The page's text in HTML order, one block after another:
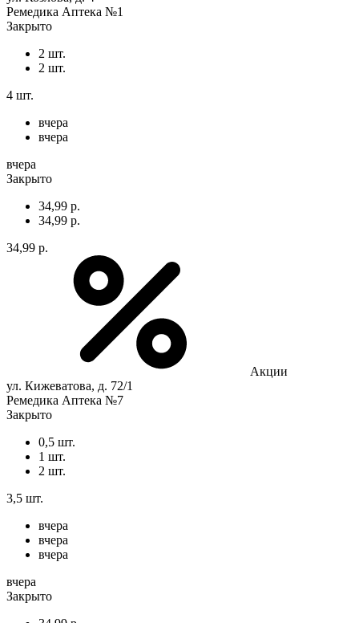
Ремедика Аптека №1
Закрыто
2 шт.
2 шт.
4 шт.
вчера
вчера
вчера
Закрыто
34,99 р.
34,99 р.
34,99 р.
Акции
ул. Кижеватова, д. 72/1
Ремедика Аптека №7
Закрыто
0,5 шт.
1 шт.
2 шт.
3,5 шт.
вчера
вчера
вчера
вчера
Закрыто